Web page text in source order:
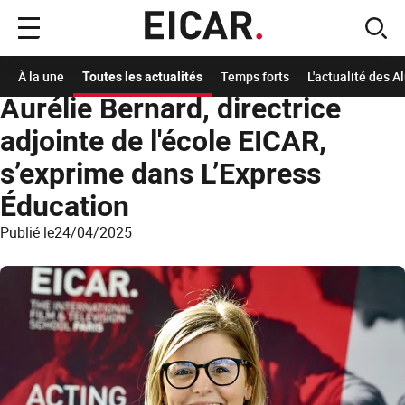
Menu
principal
Aurélie Bernard, directrice
adjointe de l'école EICAR,
s’exprime dans L’Express
Éducation
Publié le24/04/2025
À la une Toutes les actualités Temps forts L'actualité des